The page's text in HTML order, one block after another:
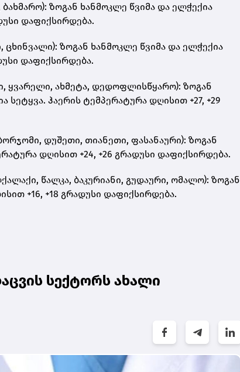
ზოგან ხანმოკლე წვიმა და ელჭექია
დაფიქსირდება.
ზოგან ხანმოკლე წვიმა და ელჭექია
დაფიქსირდება.
ყვარელი, ახმეტა, დედოფლისწყარო): ზოგან
ჰაერის ტემპერატურა დღისით +27, +29
დუშეთი, თიანეთი, ფასანაური): ზოგან
დღისით +24, +26 გრადუსი დაფიქსირდება.
წალკა, ბაკურიანი, გუდაური, ომალო): ზოგან
+16, +18 გრადუსი დაფიქსირდება.
სექტორს ახალი